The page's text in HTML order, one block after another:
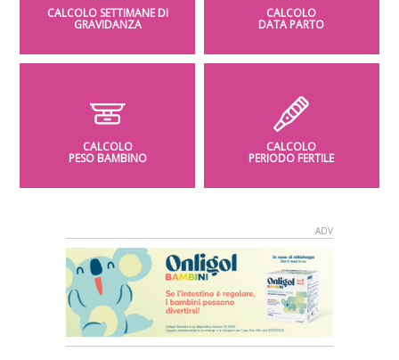
CALCOLO SETTIMANE DI
GRAVIDANZA
CALCOLO
DATA PARTO
CALCOLO
PESO BAMBINO
CALCOLO
PERIODO FERTILE